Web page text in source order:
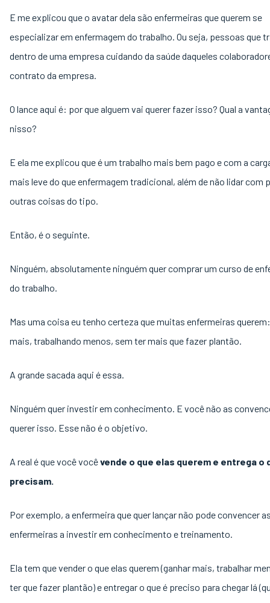
E me explicou que o avatar dela são enfermeiras que querem se
especializar em enfermagem do trabalho. Ou seja, pessoas que
dentro de uma empresa cuidando da saúde daqueles
contrato da empresa.
O lance aqui é: por que alguem vai querer fazer isso? Qual a
nisso?
E ela me explicou que é um trabalho mais bem pago e com a
mais leve do que enfermagem tradicional, além de não lidar com
outras coisas do tipo.
Então, é o seguinte.
Ninguém, absolutamente ninguém quer comprar um curso de
do trabalho.
Mas uma coisa eu tenho certeza que muitas enfermeiras
mais, trabalhando menos, sem ter mais que fazer plantão.
A grande sacada aqui é essa.
Ninguém quer investir em conhecimento. E você não as
querer isso. Esse não é o objetivo.
A real é que você vocêvende o que elas querem e entrega o
precisam.
Por exemplo, a enfermeira que quer lançar não pode convencer
enfermeiras a investir em conhecimento e treinamento.
Ela tem que vender o que elas querem (ganhar mais, trabalhar
ter que fazer plantão) e entregar o que é preciso para chegar lá